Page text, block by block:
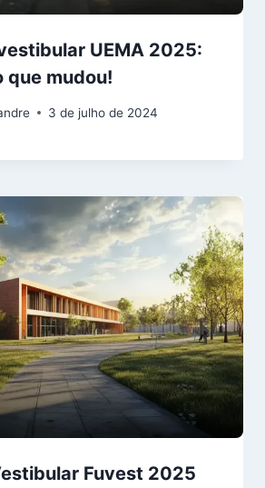
UEMA 2025:
que mudou!
3 de julho de 2024
Fuvest 2025